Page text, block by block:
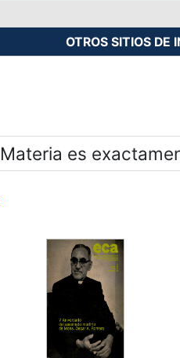
OTROS SITIOS DE
Materia es